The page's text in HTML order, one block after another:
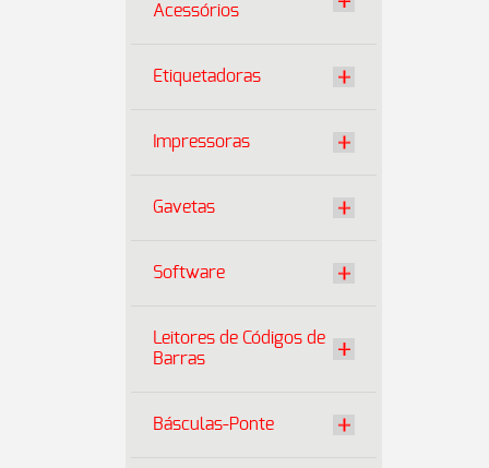
Acessórios
Etiquetadoras
Impressoras
Gavetas
Software
Leitores de Códigos de
Barras
Básculas-Ponte